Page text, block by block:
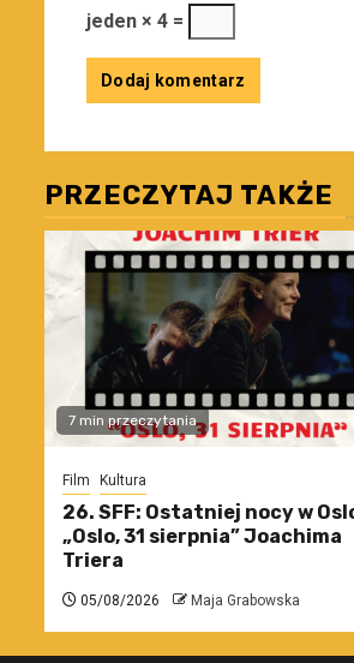
jeden × 4 =
PRZECZYTAJ TAKŻE
7 min przeczytania
Film Kultura
26. SFF: Ostatniej nocy w
„Oslo, 31 sierpnia” Joachima
Triera
05/08/2026 Maja Grabowska